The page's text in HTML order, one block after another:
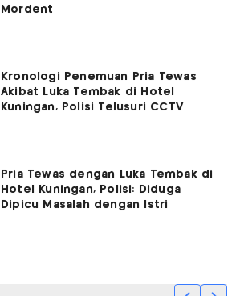
Mordent
Kronologi Penemuan Pria Tewas
Akibat Luka Tembak di Hotel
Kuningan, Polisi Telusuri CCTV
Pria Tewas dengan Luka Tembak di
Hotel Kuningan, Polisi: Diduga
Dipicu Masalah dengan Istri